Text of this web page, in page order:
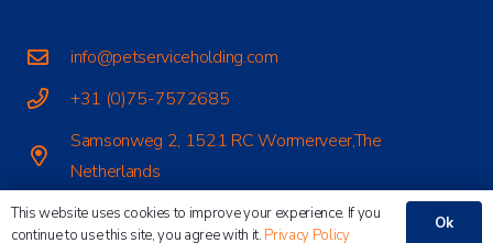
info@petserviceholding.com
+31 (0)75-7572685
Samsonweg 2, 1521 RC Wormerveer,The
Netherlands
Privacy|Cookies| De waarde van uw belegging kan fluctueren. In
This website uses cookies to improve your experience. If you
continue to use this site, you agree with it. Privacy Policy
Ok